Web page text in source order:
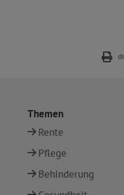
Themen
Rente
Pflege
Behinderung